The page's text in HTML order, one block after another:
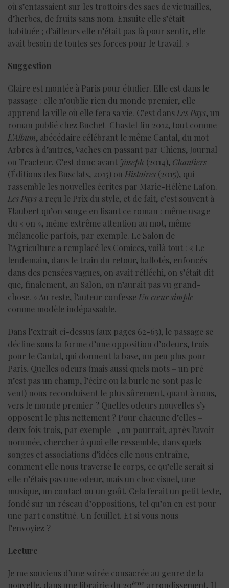
où s’entassaient sur les trottoirs des sacs de victuailles,
d’herbes, de fruits sans nom. Ensuite elle s’était
habituée ; d’ailleurs elle n’était pas là pour sentir, elle
avait besoin de toutes ses forces pour le travail. »
Suggestion
Claire est montée à Paris pour étudier. Elle est dans le
passage : elle n’oublie rien du monde premier, elle
apprend la ville où elle fera sa vie. C’est dans Les Pays, un
roman publié chez Buchet-Chastel fin 2012, tout comme
L’Album, abécédaire célébrant le même Cantal, du mot
Arbres à d’autres, Vaches en passant par Chiens, Journal
ou Tracteur. C’est donc avant Joseph (2014), Chantiers
(Éditions des Busclats, 2015) ou Histoires (2015), qui
rassemble les nouvelles écrites par Marie-Hélène Lafon.
Les Pays a reçu le Prix du style, et de fait, c’est souvent à
Flaubert qu’on songe en lisant ce roman : même usage
du « on », même extrême attention au mot, même
mélancolie parfois, par exemple. Le Salon de
l’Agriculture a remplacé les Comices, voilà tout : « Le
lendemain, dans le train du retour, ballotés, enfoncés
dans des pensées vagues, on avait réfléchi, on s’était dit
que, finalement, au Salon, on n’aurait pas vu grand-
chose. » Au reste, l’auteur confesse Un cœur simple
comme modèle indépassable.
Dans l’extrait ci-dessus (aux pages 62-63), le passage se
décline sous la forme d’une opposition d’odeurs, trois
pour le Cantal, qui donnent la base, un peu plus pour
Paris. Quelles odeurs (mais aussi quels mots – un pré
n’est pas un champ, l’écire ou la burle ne sont pas le
vent) nous reconduisent le plus sûrement, quant à nous,
vers le monde premier ? Quelles odeurs nouvelles s’y
opposent le plus nettement ? Pour chacune d’elles –
deux fois trois, par exemple -, on pourrait, après l’avoir
nommée, chercher à quoi elle ressemble, dans quels
songes et associations d’idées elle nous entraîne,
comment elle nous traverse le corps, ce qu’elle serait si
elle n’étais pas une odeur, mais un choc visuel, une
musique, un contact ou un goût. Cela ferait un petit texte,
fondé sur un réseau d’oppositions, tel qu’on en est pour
une part constitué. Un feuillet. Et si vous nous
l’envoyiez ?
Lecture
Je me souviens d’une soirée consacrée au genre de la
nouvelle, dans une librairie du 20ème arrondissement. Il